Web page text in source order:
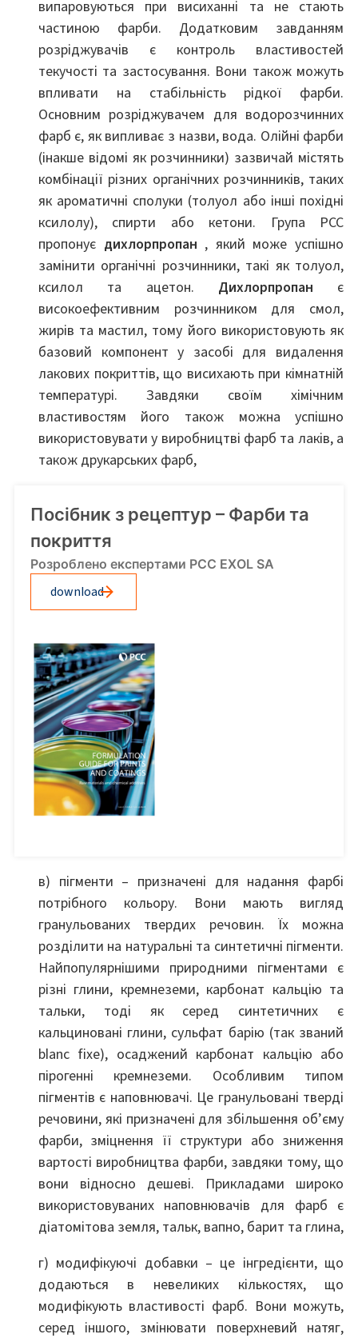
випаровуються при висиханні та не стають
частиною фарби. Додатковим завданням
розріджувачів є контроль властивостей
текучості та застосування. Вони також можуть
впливати на стабільність рідкої фарби.
Основним розріджувачем для водорозчинних
фарб є, як випливає з назви, вода. Олійні фарби
(інакше відомі як розчинники) зазвичай містять
комбінації різних органічних розчинників, таких
як ароматичні сполуки (толуол або інші похідні
ксилолу), спирти або кетони. Група PCC
пропонує дихлорпропан , який може успішно
замінити органічні розчинники, такі як толуол,
ксилол та ацетон. Дихлорпропан є
високоефективним розчинником для смол,
жирів та мастил, тому його використовують як
базовий компонент у засобі для видалення
лакових покриттів, що висихають при кімнатній
температурі. Завдяки своїм хімічним
властивостям його також можна успішно
використовувати у виробництві фарб та лаків, а
також друкарських фарб,
Посібник з рецептур – Фарби та
покриття
Розроблено експертами PCC EXOL SA
download
в) пігменти – призначені для надання фарбі
потрібного кольору. Вони мають вигляд
гранульованих твердих речовин. Їх можна
розділити на натуральні та синтетичні пігменти.
Найпопулярнішими природними пігментами є
різні глини, кремнеземи, карбонат кальцію та
тальки, тоді як серед синтетичних є
кальциновані глини, сульфат барію (так званий
blanc fixe), осаджений карбонат кальцію або
пірогенні кремнеземи. Особливим типом
пігментів є наповнювачі. Це гранульовані тверді
речовини, які призначені для збільшення об’єму
фарби, зміцнення її структури або зниження
вартості виробництва фарби, завдяки тому, що
вони відносно дешеві. Прикладами широко
використовуваних наповнювачів для фарб є
діатомітова земля, тальк, вапно, барит та глина,
г) модифікуючі добавки – це інгредієнти, що
додаються в невеликих кількостях, що
модифікують властивості фарб. Вони можуть,
серед іншого, змінювати поверхневий натяг,